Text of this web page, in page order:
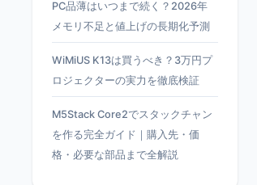
PC品薄はいつまで続く？2026年
メモリ不足と値上げの長期化予測
WiMiUS K13は買うべき？3万円プ
ロジェクターの実力を徹底検証
M5Stack Core2でスタックチャン
を作る完全ガイド｜購入先・価
格・必要な部品まで全解説